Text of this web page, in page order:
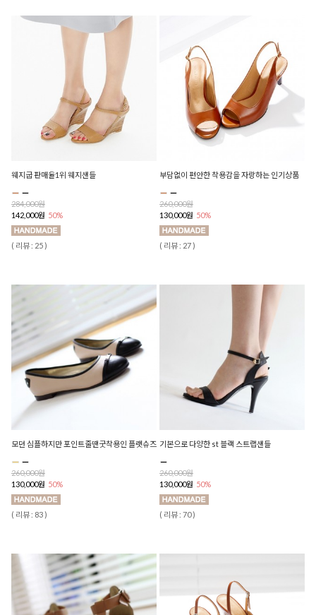
웨지굽 판매율1위 웨지샌들
284,000원
142,000원 50%
( 리뷰 : 25 )
부담없이 편안한 착용감을 자랑하는 인기상품
260,000원
130,000원 50%
( 리뷰 : 27 )
모던 심플하지만 포인트줄땐굿착용인 플랫슈즈
260,000원
130,000원 50%
( 리뷰 : 83 )
기본으로 다양한 st 블랙 스트랩샌들
260,000원
130,000원 50%
( 리뷰 : 70 )